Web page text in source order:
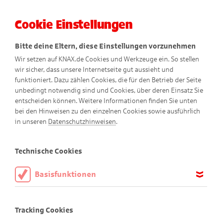
KNAX-Welt
Die KNAX-Bewohner
Cookie Einstellungen
Bitte deine Eltern, diese Einstellungen vorzunehmen
Wir setzen auf KNAX.de Cookies und Werkzeuge ein. So stellen
wir sicher, dass unsere Internetseite gut aussieht und
funktioniert. Dazu zählen Cookies, die für den Betrieb der Seite
unbedingt notwendig sind und Cookies, über deren Einsatz Sie
entscheiden können. Weitere Informationen finden Sie unten
bei den Hinweisen zu den einzelnen Cookies sowie ausführlich
in unseren Datenschutzhinweisen.
Technische Cookies
Basisfunktionen
aktiviert sein.
Tracking Cookies